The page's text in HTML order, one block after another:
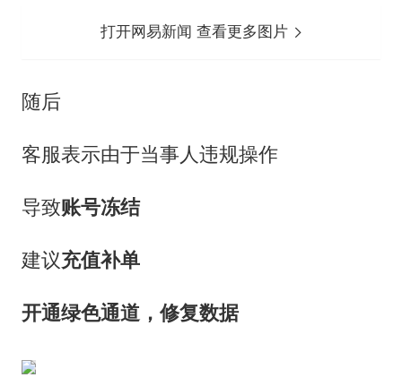
打开网易新闻 查看更多图片
随后
客服表示由于当事人违规操作
导致账号冻结
建议充值补单
开通绿色通道，修复数据